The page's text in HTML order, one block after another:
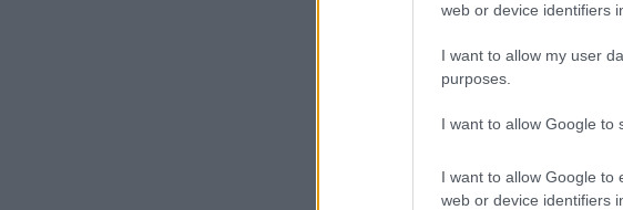
web or device identifiers
I want to allow my user
purposes.
I want to allow Google to
I want to allow Google to
web or device identifiers